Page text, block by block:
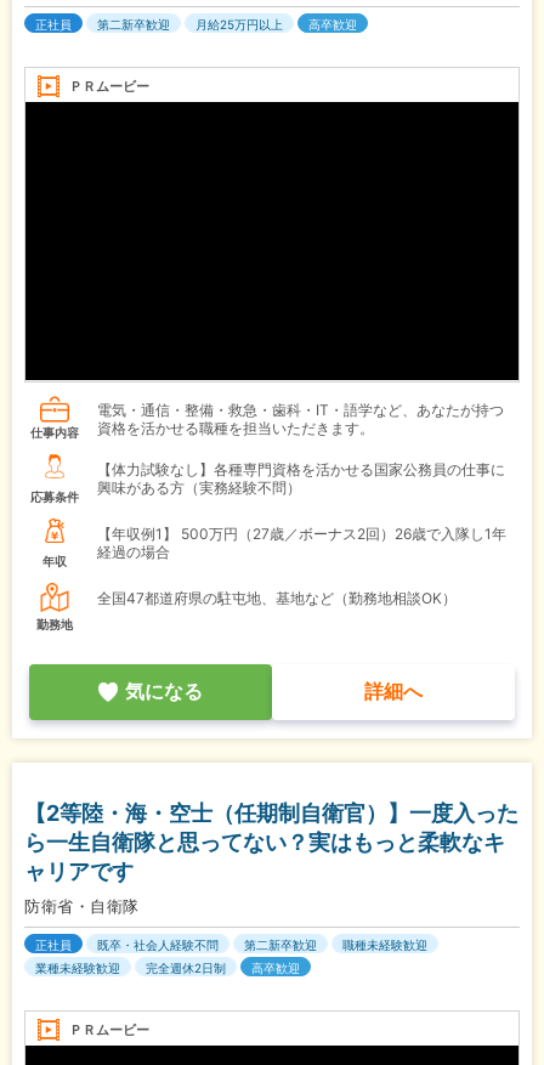
正社員 第二新卒歓迎 月給25万円以上 高卒歓迎
ＰＲムービー
仕事内容
電気・通信・整備・救急・歯科・IT・語学など、あなたが持つ
資格を活かせる職種を担当いただきます。
応募条件
【体力試験なし】各種専門資格を活かせる国家公務員の仕事に
興味がある方（実務経験不問）
年収
【年収例1】
500万円（27歳／ボーナス2回）26歳で入隊し1年
経過の場合
勤務地
全国47都道府県の駐屯地、基地など（勤務地相談OK）
気になる 詳細へ
【2等陸・海・空士（任期制自衛官）】一度入った
ら一生自衛隊と思ってない？実はもっと柔軟なキ
ャリアです
防衛省・自衛隊
正社員 既卒・社会人経験不問 第二新卒歓迎
職種未経験歓迎
業種未経験歓迎
完全週休2日制 高卒歓迎
ＰＲムービー